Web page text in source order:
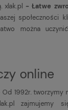
xlak.pl - Łatwe
społeczności
można
online
Od 1992r. tworzymy
zajmujemy